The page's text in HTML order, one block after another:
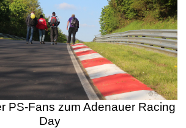
PS-Fans zum Adenauer Racing
Day